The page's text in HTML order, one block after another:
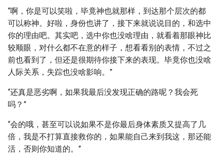
“啊，你是可以笑啦，毕竟神也就那样，到达那个层次的都
可以称神。好啦，身份也讲了，接下来就说说目的，和选中
你的理由吧。其实吧，选中你也没啥理由，就看着那眼神比
较顺眼，对什么都不在意的样子，想看看别的表情，不过之
前也看到了，但还是很期待你接下来的表现。毕竟你也没啥
人际关系，失踪也没啥影响。”
“还真是恶劣啊，如果我最后没发现正确的路呢？我会死
吗？”
“会的哦，甚至可以说如果不是你最后身体素质又提高了几
倍，我是不打算直接救你的，如果能自己来到我这，那还能
活，否则你知道的。”